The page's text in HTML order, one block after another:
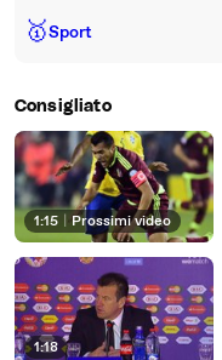
🥇Sport
Consigliato
1:15 Prossimi video
1:18